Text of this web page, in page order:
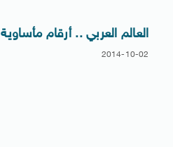
العالم العربي .. أرقام مأساوية
2014-10-02